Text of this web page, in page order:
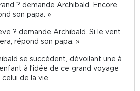
? demande Archibald. Encore
son papa. »
? demande Archibald. Si le vent
répond son papa. »
se succèdent, dévoilant une à
à l’idée de ce grand voyage
de la vie.